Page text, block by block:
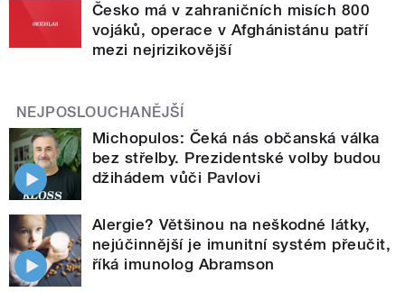
Česko má v zahraničních misích 800
vojáků, operace v Afghánistánu patří
mezi nejrizikovější
NEJPOSLOUCHANĚJŠÍ
Michopulos: Čeká nás občanská válka
bez střelby. Prezidentské volby budou
džihádem vůči Pavlovi
Alergie? Většinou na neškodné látky,
nejúčinnější je imunitní systém přeučit,
říká imunolog Abramson